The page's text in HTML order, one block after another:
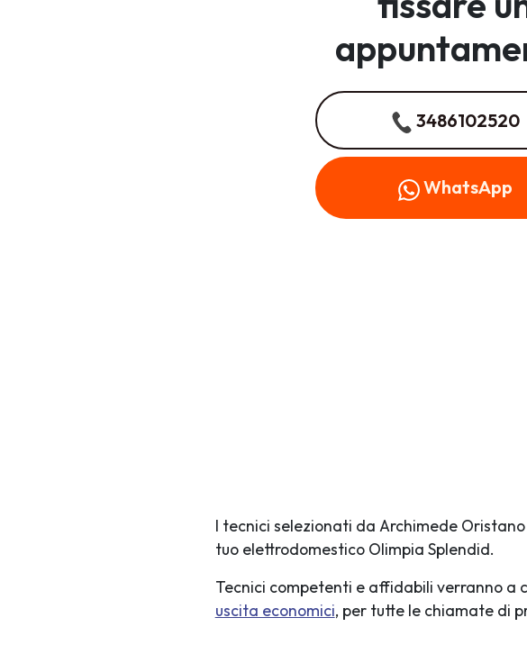
3486102520
WhatsApp
I tecnici selezionati da Archimede
tuo elettrodomestico Olimpia Splendid.
Tecnici competenti e affidabili verranno a
uscita economici, per tutte le chiamate di